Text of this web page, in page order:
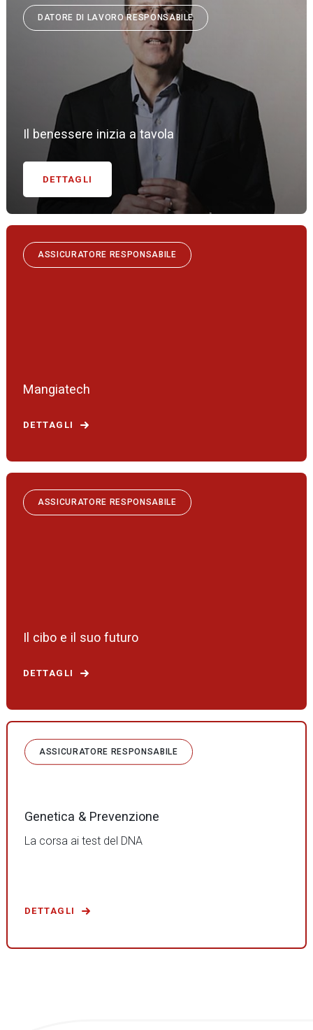
DATORE DI LAVORO RESPONSABILE
Il benessere inizia a tavola
DETTAGLI
ASSICURATORE RESPONSABILE
Mangiatech
DETTAGLI
ASSICURATORE RESPONSABILE
Il cibo e il suo futuro
DETTAGLI
ASSICURATORE RESPONSABILE
Genetica & Prevenzione
La corsa ai test del DNA
DETTAGLI